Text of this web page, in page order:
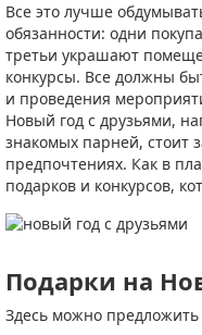
Все это лучше
обязанности: одни
третьи украшают
конкурсы. Все должны
и проведения
Новый год с друзьями,
знакомых парней, стоит
предпочтениях. Как в
подарков и конкурсов,
Подарки на
Здесь можно предложить